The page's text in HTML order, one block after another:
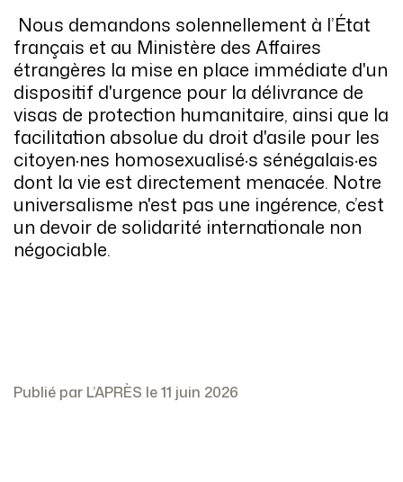
Nous demandons solennellement à l’État
français et au Ministère des Affaires
étrangères la mise en place immédiate d'un
dispositif d'urgence pour la délivrance de
visas de protection humanitaire, ainsi que la
facilitation absolue du droit d'asile pour les
citoyen·nes homosexualisé·s sénégalais·es
dont la vie est directement menacée. Notre
universalisme n'est pas une ingérence, c’est
un devoir de solidarité internationale non
négociable.
Publié par L’APRÈS le 11 juin 2026